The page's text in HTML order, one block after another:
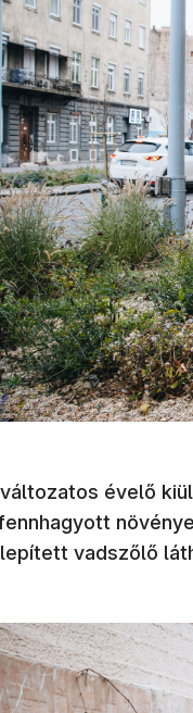
évelő
vadszőlő